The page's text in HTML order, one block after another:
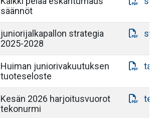
säännöt
juniorijalkapallon strategia
2025-2028
Huiman juniorivakuutuksen
tuoteseloste
Kesän 2026 harjoitusvuorot
tekonurmi